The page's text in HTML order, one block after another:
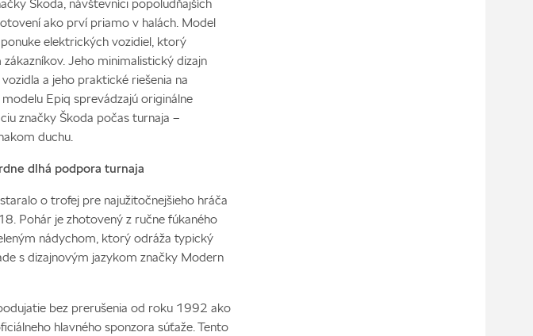
Škoda, návštevníci popoludňajších
ako prví priamo v halách. Model
elektrických vozidiel, ktorý
Jeho minimalistický dizajn
a jeho praktické riešenia na
Epiq sprevádzajú originálne
značky Škoda počas turnaja –
duchu.
dlhá podpora turnaja
o trofej pre najužitočnejšieho hráča
Pohár je zhotovený z ručne fúkaného
nádychom, ktorý odráža typický
s dizajnovým jazykom značky Modern
bez prerušenia od roku 1992 ako
hlavného sponzora súťaže. Tento